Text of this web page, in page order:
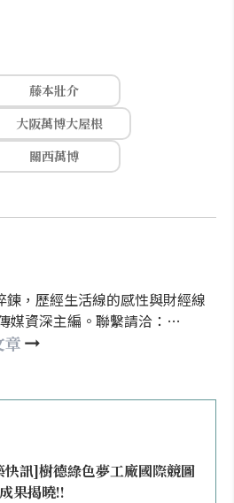
藤本壯介
大阪萬博大屋根
關西萬博
鍊，歷經生活線的感性與財經線
媒資深主編。聯繫請洽：
章
快訊]樹德綠色夢工廠國際競圖
果揭曉!!